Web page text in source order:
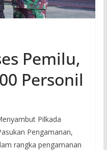
Pemilu,
Personil
Pilkada
Pengamanan,
rangka pengamanan